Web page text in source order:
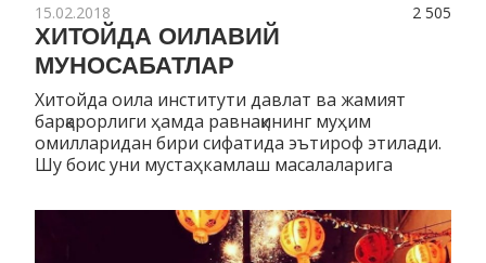
2 505
15.02.2018
ХИТОЙДА ОИЛАВИЙ
МУНОСАБАТЛАР
Хитойда оила институти давлат ва жамият
барқарорлиги ҳамда равнақининг муҳим
омилларидан бири сифатида эътироф этилади.
Шу боис уни мустаҳкамлаш масалаларига